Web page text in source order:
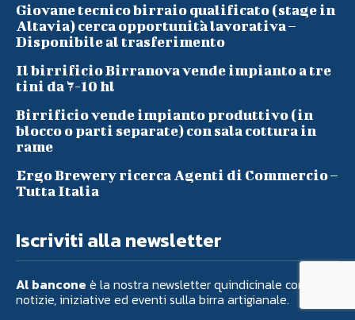
Giovane tecnico birraio qualificato (stage in
Altavia) cerca opportunità lavorativa –
Disponibile al trasferimento
Il birrificio Birranova vende impianto a tre
tini da 7-10 hl
Birrificio vende impianto produttivo (in
blocco o parti separate) con sala cottura in
rame
Ergo Brewery ricerca Agenti di Commercio –
Tutta Italia
Iscriviti alla newsletter
Al bancone è la nostra newsletter quindicinale con
notizie, iniziative ed eventi sulla birra artigianale.